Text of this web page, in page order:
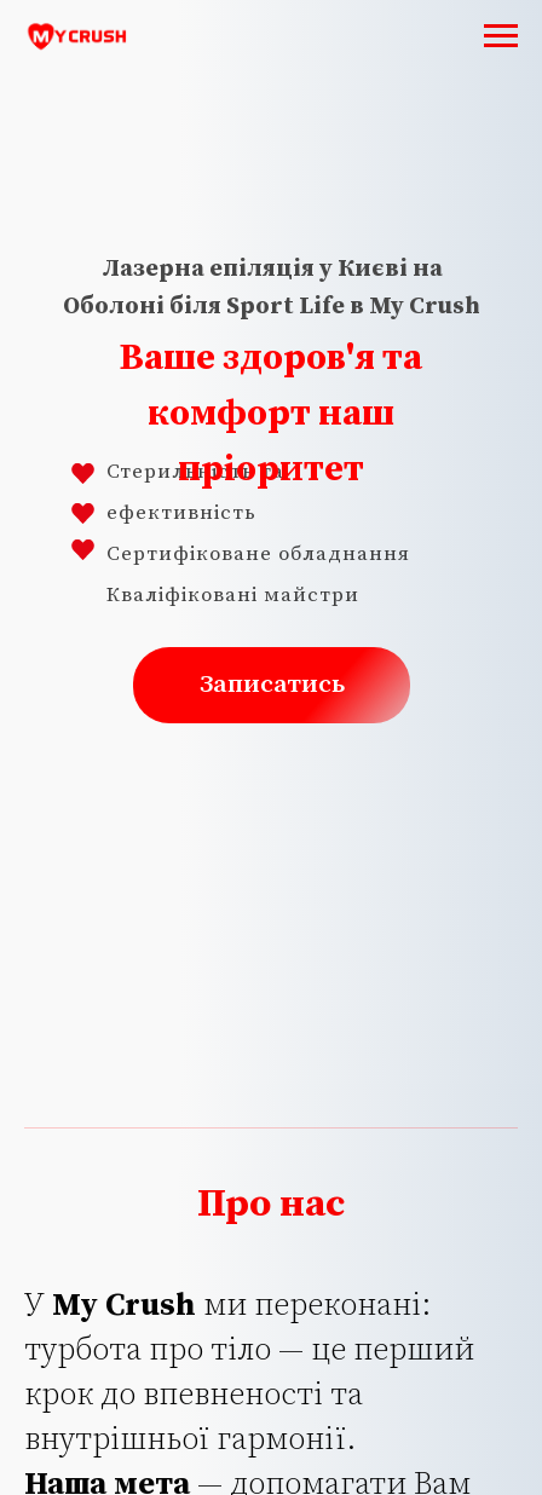
Лазерна епіляція у Києві на
Оболоні біля Sport Life в My Crush
Стерильність та
ефективність
Сертифіковане обладнання
Кваліфіковані майстри
Ваше здоров'я та
комфорт наш
пріоритет
Записатись
Про нас
У My Crush ми переконані:
турбота про тіло — це перший
крок до впевненості та
внутрішньої гармонії.
Наша мета— допомагати Вам